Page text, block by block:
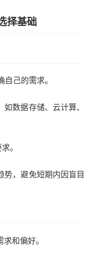
择基础
己的需求。
数据存储、云计算、
。
势，避免短期内因盲目
和偏好。